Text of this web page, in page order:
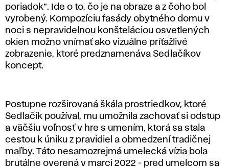
poriadok“. Ide o to, čo je na obraze a z čoho bol
vyrobený. Kompozíciu fasády obytného domu v
noci s nepravidelnou konšteláciou osvetlených
okien možno vnímať ako vizuálne príťažlivé
zobrazenie, ktoré predznamenáva Sedlačíkov
koncept.
Postupne rozširovaná škála prostriedkov, ktoré
Sedlačík používal, mu umožnila zachovať si odstup
a väčšiu voľnosť v hre s umením, ktorá sa stala
cestou k úniku z pravidiel a obmedzení tradičnej
maľby. Táto nesamozrejmá umelecká vízia bola
brutálne overená v marci 2022 - pred umelcom sa